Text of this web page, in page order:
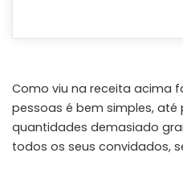
Como viu na receita acima
pessoas é bem simples,
quantidades demasiado
todos os seus convidados,